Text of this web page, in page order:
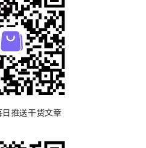
日推送干货文章